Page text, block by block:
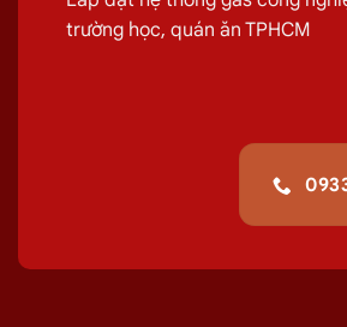
trường học, quán ăn TPHCM